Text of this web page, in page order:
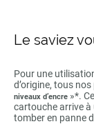
Le saviez
Pour une
d’origine, tous
niveaux d’encre »*.
cartouche arrive à
tomber en panne